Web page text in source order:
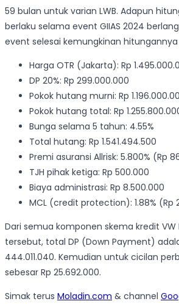
59 bulan untuk varian LWB. Adapun
berlaku selama event GIIAS 2024
event selesai kemungkinan
Harga OTR (Jakarta): Rp
DP 20%: Rp 299.000.000
Pokok hutang murni: Rp
Pokok hutang total: Rp
Bunga selama 5 tahun: 4.55%
Total hutang: Rp 1.541.494.500
Premi asuransi Allrisk: 5.800% (Rp
TJH pihak ketiga: Rp 500.000
Biaya administrasi: Rp 8.500.000
MCL (credit protection): 1.88% (Rp
Dari semua komponen skema kredit VW
tersebut, total DP (Down Payment)
444.011.040. Kemudian untuk cicilan
sebesar Rp 25.692.000.
Simak terus Moladin.com & channel